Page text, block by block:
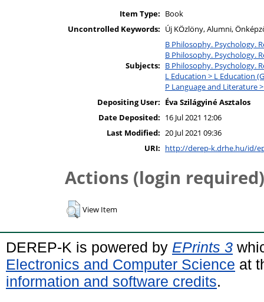
Item Type: Book
Uncontrolled Keywords: Új KÖzlöny, Alumni,
Subjects:
B Philosophy. Psychology.
B Philosophy. Psychology.
B Philosophy. Psychology.
L Education > L Education
P Language and Literature
Depositing User: Éva Szilágyiné Asztalos
Date Deposited: 16 Jul 2021 12:06
Last Modified: 20 Jul 2021 09:36
URI: http://derep-k.drhe.hu/id/
Actions (login required)
View Item
DEREP-K is powered by EPrints 3
Electronics and Computer Science at
information and software credits.